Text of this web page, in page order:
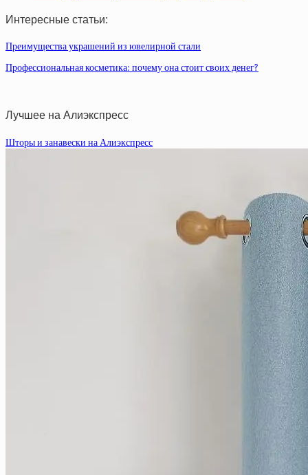
Интересные статьи:
Преимущества украшений из ювелирной стали
Профессиональная косметика: почему она стоит своих денег?
Лучшее на Алиэкспресс
Шторы и занавески на Алиэкспресс